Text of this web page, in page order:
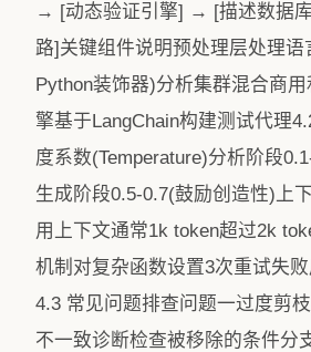
→ [动态验证引擎] → [描述数据
路]关键组件说明预处理层处理语
Python装饰器)分析集群混合商用
擎基于LangChain构建测试代理
度系数(Temperature)分析阶段
生成阶段0.5-0.7(鼓励创造性)上
用上下文通常1k token超过2k
机制对复杂函数设置3次重试失
4.3 常见问题排查问题一过度剪
不一致诊断检查被移除的条件分